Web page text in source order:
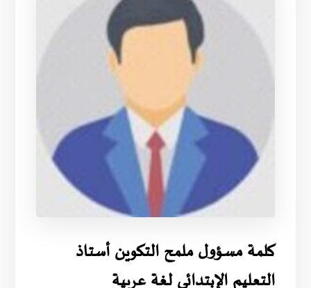
كلمة مسؤول ملمح التكوين أستاذ
التعليم الإبتدائي لغة عربية